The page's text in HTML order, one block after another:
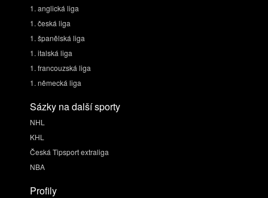
1. anglická liga
1. česká liga
1. španělská liga
1. italská liga
1. francouzská liga
1. německá liga
Sázky na další sporty
NHL
KHL
Česká Tipsport extraliga
NBA
Profily